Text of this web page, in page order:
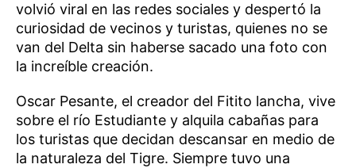
volvió viral en las redes sociales y despertó la
curiosidad de vecinos y turistas, quienes no se
van del Delta sin haberse sacado una foto con
la increíble creación.
Oscar Pesante, el creador del Fitito lancha, vive
sobre el río Estudiante y alquila cabañas para
los turistas que decidan descansar en medio de
la naturaleza del Tigre. Siempre tuvo una